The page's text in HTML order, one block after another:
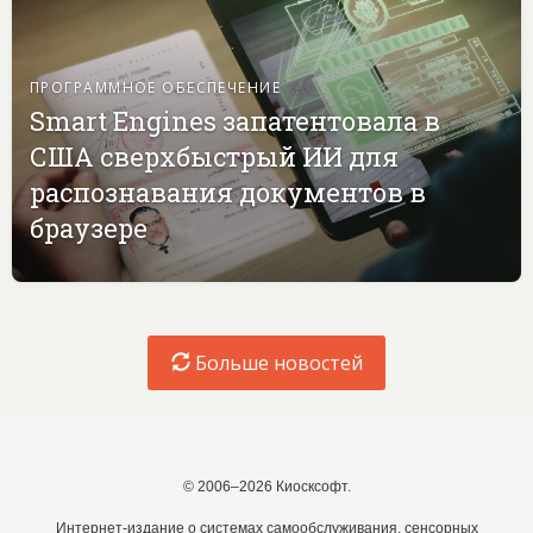
ПРОГРАММНОЕ ОБЕСПЕЧЕНИЕ
Smart Engines запатентовала в
США сверхбыстрый ИИ для
распознавания документов в
браузере
Больше новостей
© 2006–2026 Киосксофт.
Интернет-издание о системах самообслуживания, сенсорных